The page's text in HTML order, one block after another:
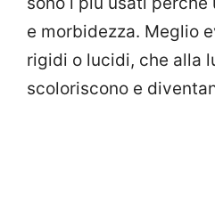
e morbidezza. Meglio
rigidi o lucidi, che alla
scoloriscono e